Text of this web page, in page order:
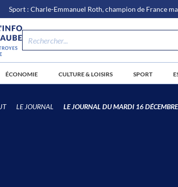
Sport : Charle-Emmanuel Roth, champion de France
ÉCONOMIE CULTURE & LOISIRS SPORT
JT LE JOURNAL LE JOURNAL DU MARDI 16